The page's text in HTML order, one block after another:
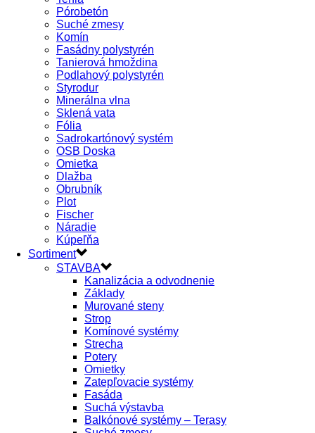
Pórobetón
Suché zmesy
Komín
Fasádny polystyrén
Tanierová hmoždina
Podlahový polystyrén
Styrodur
Minerálna vlna
Sklená vata
Fólia
Sadrokartónový systém
OSB Doska
Omietka
Dlažba
Obrubník
Plot
Fischer
Náradie
Kúpeľňa
Sortiment
STAVBA
Kanalizácia a odvodnenie
Základy
Murované steny
Strop
Komínové systémy
Strecha
Potery
Omietky
Zatepľovacie systémy
Fasáda
Suchá výstavba
Balkónové systémy – Terasy